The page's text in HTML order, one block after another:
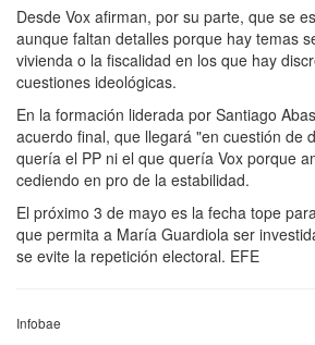
Desde Vox afirman, por su parte, que se
aunque faltan detalles porque hay temas
vivienda o la fiscalidad en los que hay
cuestiones ideológicas.
En la formación liderada por Santiago
acuerdo final, que llegará "en cuestión de
quería el PP ni el que quería Vox porque
cediendo en pro de la estabilidad.
El próximo 3 de mayo es la fecha tope
que permita a María Guardiola ser
se evite la repetición electoral. EFE
Infobae